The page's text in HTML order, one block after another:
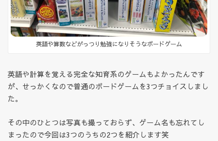
英語や算数などがっつり勉強になりそうなボードゲーム
英語や計算を覚える完全な知育系のゲームもよかったんです
が、せっかくなので普通のボードゲームを3つチョイスしまし
た。
その中のひとつは写真も撮っておらず、ゲーム名も忘れてし
まったので今回は3つのうちの2つを紹介します笑